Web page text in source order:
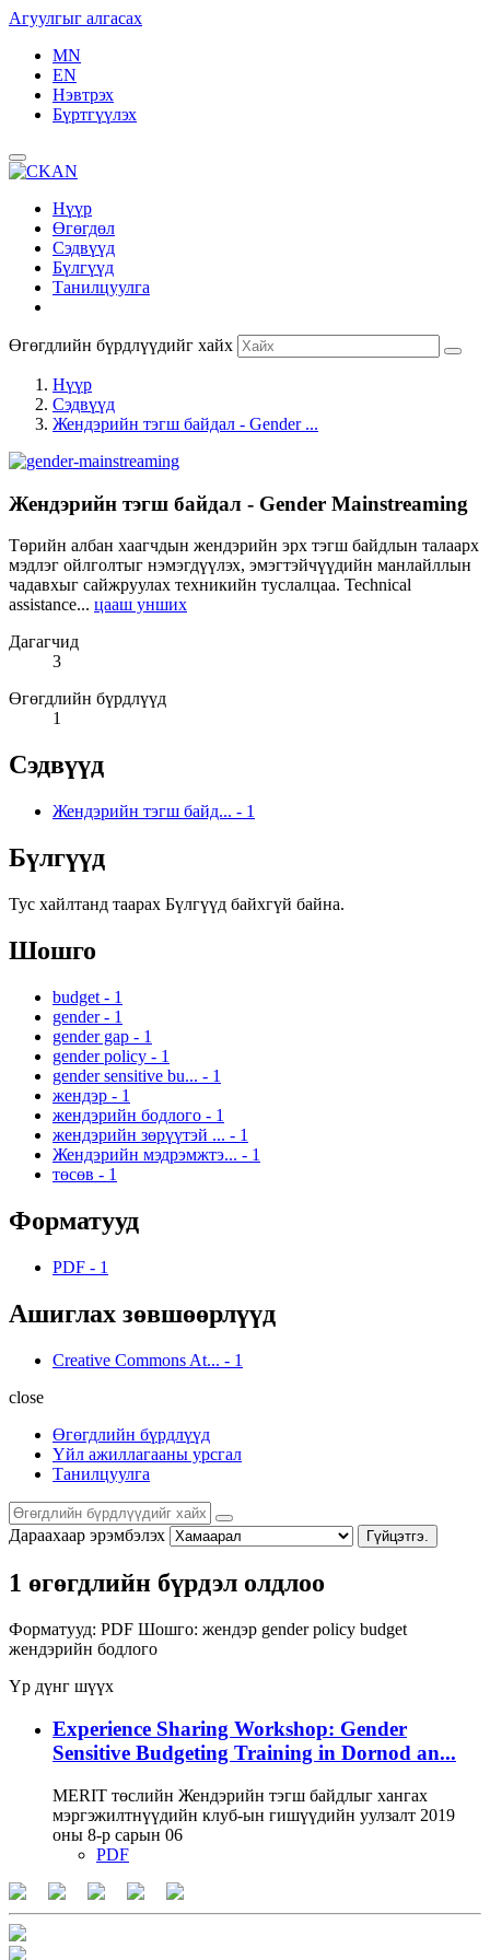
Агуулгыг алгасах
MN
EN
Нэвтрэх
Бүртгүүлэх
Нүүр
Өгөгдөл
Сэдвүүд
Бүлгүүд
Танилцуулга
Өгөгдлийн бүрдлүүдийг хайх
Нүүр
Сэдвүүд
Жендэрийн тэгш байдал - Gender ...
Жендэрийн тэгш байдал - Gender Mainstreaming
Төрийн албан хаагчдын жендэрийн эрх тэгш байдлын талаарх
мэдлэг ойлголтыг нэмэгдүүлэх, эмэгтэйчүүдийн манлайллын
чадавхыг сайжруулах техникийн туслалцаа. Technical
assistance... цааш унших
Дагагчид
3
Өгөгдлийн бүрдлүүд
1
Сэдвүүд
Жендэрийн тэгш байд... - 1
Бүлгүүд
Тус хайлтанд таарах Бүлгүүд байхгүй байна.
Шошго
budget - 1
gender - 1
gender gap - 1
gender policy - 1
gender sensitive bu... - 1
жендэр - 1
жендэрийн бодлого - 1
жендэрийн зөрүүтэй ... - 1
Жендэрийн мэдрэмжтэ... - 1
төсөв - 1
Форматууд
PDF - 1
Ашиглах зөвшөөрлүүд
Creative Commons At... - 1
close
Өгөгдлийн бүрдлүүд
Үйл ажиллагааны урсгал
Танилцуулга
Дараахаар эрэмбэлэх Гүйцэтгэ.
1 өгөгдлийн бүрдэл олдлоо
Форматууд: PDF Шошго: жендэр gender policy budget
жендэрийн бодлого
Үр дүнг шүүх
Experience Sharing Workshop: Gender
Sensitive Budgeting Training in Dornod an...
MERIT төслийн Жендэрийн тэгш байдлыг хангах
мэргэжилтнүүдийн клуб-ын гишүүдийн уулзалт 2019
оны 8-р сарын 06
PDF